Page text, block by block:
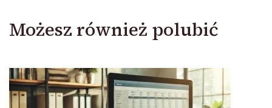
Możesz również polubić